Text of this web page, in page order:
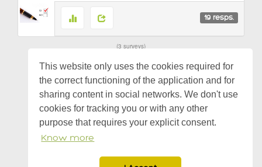
This website only uses the cookies required for
the correct functioning of the application and for
sharing content in social networks. We don't use
cookies for tracking you or with any other
purpose that requires your explicit consent.
Know more
19 resps.
3 surveys